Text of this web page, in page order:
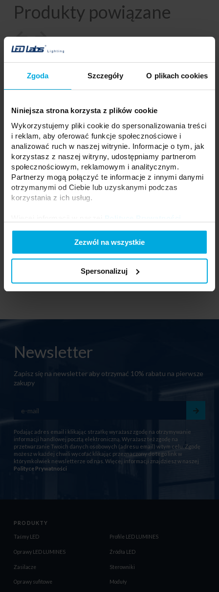
Zgoda Szczegóły O plikach cookies
Niniejsza strona korzysta z plików cookie
Wykorzystujemy pliki cookie do spersonalizowania treści
i reklam, aby oferować funkcje społecznościowe i
analizować ruch w naszej witrynie. Informacje o tym, jak
korzystasz z naszej witryny, udostępniamy partnerom
społecznościowym, reklamowym i analitycznym.
Partnerzy mogą połączyć te informacje z innymi danymi
otrzymanymi od Ciebie lub uzyskanymi podczas
korzystania z ich usług.
Zezwól na wszystkie
Spersonalizuj
Produkty powiązane
cm 21-40 W 4000 K PC
Skontaktuj się z Twoim
lokalnym dystrybutorem
cm 40-80 W 4000 K PC
Skontaktuj się z Twoim
lokalnym dystrybutorem
Newsletter
Zapisz się na newsletter aby otrzymać 10% rabatu na pierwsze
zakupy
Podając adres email i klikając strzałkę wyrażasz zgodę na otrzymywanie
informacji handlowej pocztą elektroniczną. Wyrażasz też zgodę na
przetwarzanie Twoich danych osobowych (adresu email) w tym celu. Zgodę
możesz w każdej chwili wycofać klikając przeznaczony do tego link w
którymkolwiek newsletterze od nas. Więcej informacji znajdziesz w naszej
Polityce Prywatności
PRODUKTY
Taśmy LED Profile LED LUMINES
Oprawy LED LUMINES Źródła LED
Zasilacze Sterowniki
Oprawy sufitowe Moduły